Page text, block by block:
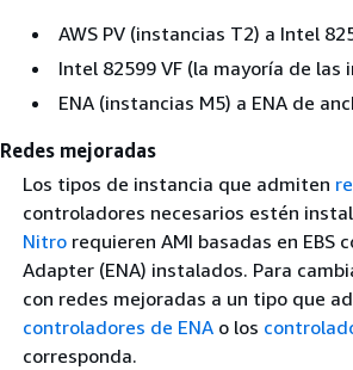
AWS PV (instancias T2) a Intel
Intel 82599 VF (la mayoría de las
ENA (instancias M5) a ENA de
Redes mejoradas
Los tipos de instancia que admiten
controladores necesarios estén
Nitrorequieren AMI basadas en EBS
Adapter (ENA) instalados. Para
con redes mejoradas a un tipo que
controladores de ENAo los
corresponda.